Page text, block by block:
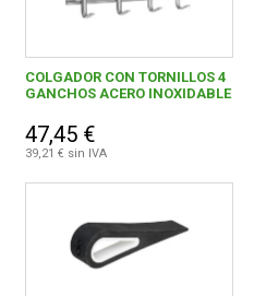
COLGADOR CON TORNILLOS 4
GANCHOS ACERO INOXIDABLE
47,45 €
39,21 € sin IVA